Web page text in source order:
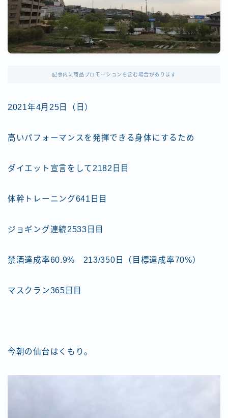
記事内に商品プロモーションを含む場合があります
2021年4月25日（日）
高いパフォーマンスを発揮できる身体にするため
ダイエット宣言をして2182日目
体幹トレーニング641日目
ジョギング連続2533日目
禁酒達成率60.9% 213/350日（目標達成率70%）
マスクラン365日目
今朝の仙台はくもり。